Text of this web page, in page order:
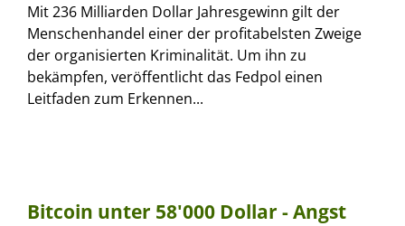
Mit 236 Milliarden Dollar Jahresgewinn gilt der
Menschenhandel einer der profitabelsten Zweige
der organisierten Kriminalität. Um ihn zu
bekämpfen, veröffentlicht das Fedpol einen
Leitfaden zum Erkennen...
Bitcoin unter 58'000 Dollar - Angst